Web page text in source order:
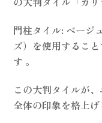
門柱タイル: ベージ
ズ）を使用するこ
す 。
この大判タイルが
全体の印象を格上げ